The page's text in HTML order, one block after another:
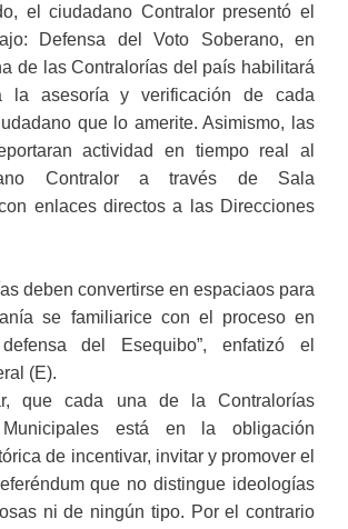
el ciudadano Contralor presentó el
Defensa del Voto Soberano, en
de las Contralorías del país habilitará
la asesoría y verificación de cada
que lo amerite. Asimismo, las
actividad en tiempo real al
Contralor a través de Sala
enlaces directos a las Direcciones
deben convertirse en espaciaos para
se familiarice con el proceso en
del Esequibo”, enfatizó el
(E).
que cada una de la Contralorías
está en la obligación
de incentivar, invitar y promover el
que no distingue ideologías
ni de ningún tipo. Por el contrario